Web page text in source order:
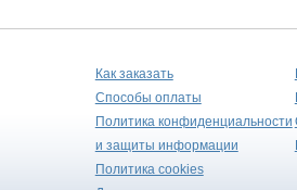
Как заказать
Способы оплаты
Политика конфиденциальности
и защиты информации
Политика cookies